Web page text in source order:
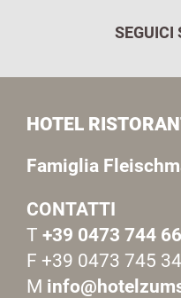
SEGUICI
HOTEL
Famiglia
CONTATTI
T +39 0473 744
F +39 0473 745
M